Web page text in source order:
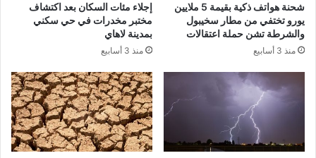
شحنة هواتف ذكية بقيمة 5 ملايين
يورو تختفي من مطار سخيبول
والشرطة تشن حملة اعتقالات
منذ 3 أسابيع
إجلاء مئات السكان بعد اكتشاف
مختبر مخدرات في حي سكني
بمدينة لاهاي
منذ 3 أسابيع